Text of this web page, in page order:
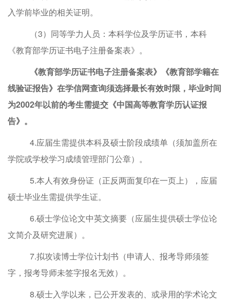
入学前毕业的相关证明。
（3） 同等学力人员 ： 本科学位及学历证书 ， 本科
《教育部学历证书电子注册备案表》 。
《教育部学历证书电子注册备案表》
《教育部学籍在
线验证报告》 在学信网查询须选择最长有效时限，毕业时间
为2002年以前的考生需提交《中国高等教育学历认证报
告》。
4.应届生需提供本科及硕士阶段成绩单（须加盖所在
学院或学校学习成绩管理部门公章） 。
5.本人有效身份证（正反两面复印在一页上） ， 应届
硕士毕业生需提供学生证。
6.硕士学位论文中英文摘要 （应届生提供硕士学位论
文简介及研究进展） 。
7.拟攻读博士学位计划书（申请人、报考导师须签
字，报考导师未签字报名无效）。
8.硕士入学以来，已公开发表的、或录用的学术论文